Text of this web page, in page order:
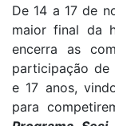
De 14 a 17 de
maior final da
encerra as
participação de
e 17 anos,
para